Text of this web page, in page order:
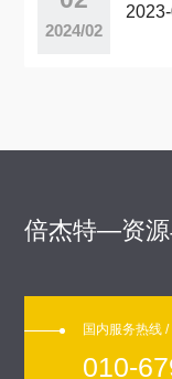
2024/02
倍杰特—资源
国内服务热线
010-